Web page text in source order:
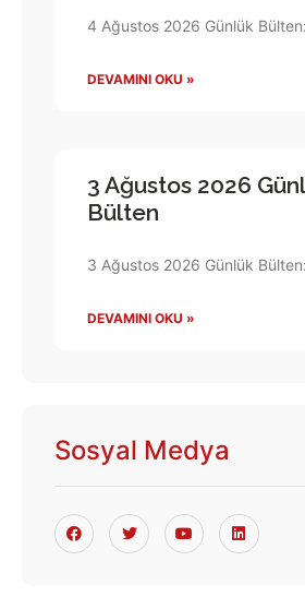
4 Ağustos 2026 Günlük Bülten:
DEVAMINI OKU »
3 Ağustos 2026
Bülten
3 Ağustos 2026 Günlük Bülten:
DEVAMINI OKU »
Sosyal Medya